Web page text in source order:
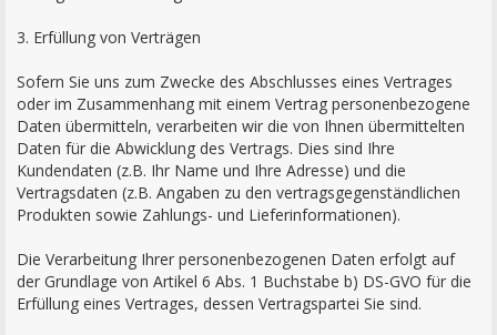
3. Erfüllung von Verträgen
Sofern Sie uns zum Zwecke des Abschlusses eines Vertrages
oder im Zusammenhang mit einem Vertrag personenbezogene
Daten übermitteln, verarbeiten wir die von Ihnen übermittelten
Daten für die Abwicklung des Vertrags. Dies sind Ihre
Kundendaten (z.B. Ihr Name und Ihre Adresse) und die
Vertragsdaten (z.B. Angaben zu den vertragsgegenständlichen
Produkten sowie Zahlungs- und Lieferinformationen).
Die Verarbeitung Ihrer personenbezogenen Daten erfolgt auf
der Grundlage von Artikel 6 Abs. 1 Buchstabe b) DS-GVO für die
Erfüllung eines Vertrages, dessen Vertragspartei Sie sind.